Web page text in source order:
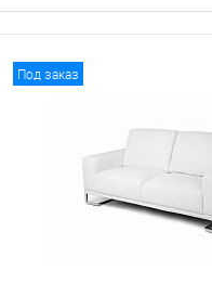
Под заказ